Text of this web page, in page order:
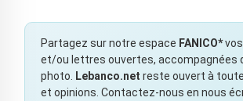
Partagez sur notre espace FANICO*vos
et/ou lettres ouvertes, accompagnées
photo.
Lebanco.net reste ouvert à
et opinions. Contactez-nous en nous